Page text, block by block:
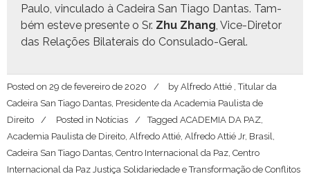
Paulo, vin­cu­la­do à Cadeira San Tia­go Dan­tas. Tam­
bém esteve pre­sente o Sr. Zhu Zhang, Vice-Dire­tor
das Relações Bilat­erais do Consulado-Geral.
Posted on 29 de fevereiro de 2020 by Alfredo Attié , Titular da
Cadeira San Tiago Dantas, Presidente da Academia Paulista de
Direito
Posted in Notícias Tagged ACADEMIA DA PAZ,
Academia Paulista de Direito, Alfredo Attié, Alfredo Attié Jr, Brasil,
Cadeira San Tiago Dantas, Centro Internacional da Paz, Centro
Internacional da Paz Justiça Solidariedade e Transformação de Conflitos